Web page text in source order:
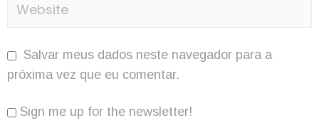
Salvar meus dados neste navegador para a
próxima vez que eu comentar.
Sign me up for the newsletter!